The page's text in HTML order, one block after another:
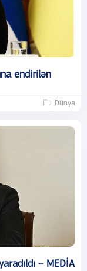
endirilən
Dünya
– MEDİA